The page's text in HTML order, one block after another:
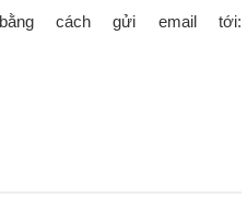
cách gửi email tới: